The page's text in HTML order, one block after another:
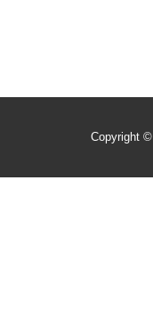
Copyright ©